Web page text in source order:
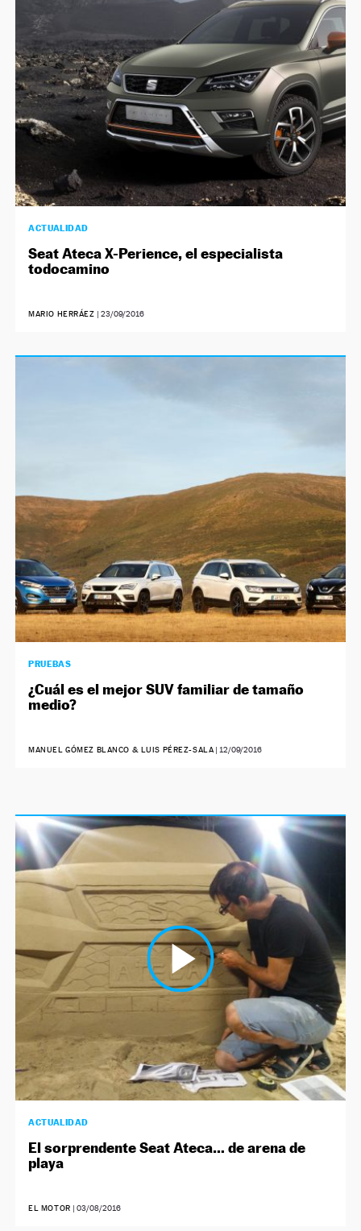
ACTUALIDAD
Seat Ateca X-Perience, el especialista
todocamino
MARIO HERRÁEZ | 23/09/2016
PRUEBAS
¿Cuál es el mejor SUV familiar de tamaño
medio?
MANUEL GÓMEZ BLANCO & LUIS PÉREZ-SALA | 12/09/2016
ACTUALIDAD
El sorprendente Seat Ateca… de arena de
playa
EL MOTOR | 03/08/2016